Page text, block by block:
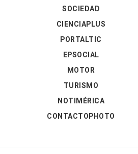
SOCIEDAD
CIENCIAPLUS
PORTALTIC
EPSOCIAL
MOTOR
TURISMO
NOTIMÉRICA
CONTACTOPHOTO